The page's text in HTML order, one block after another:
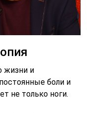
жизни и
боли и
не только ноги.